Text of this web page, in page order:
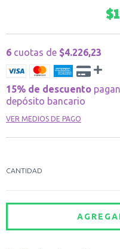
6 cuotas de $4.226,23
15% de descuento
depósito bancario
VER MEDIOS DE PAGO
CANTIDAD